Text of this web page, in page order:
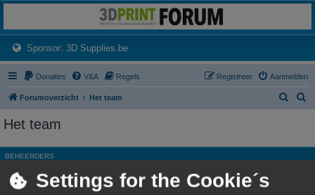
Het 3D print forum van de Benelux na de sluiting van 3dprintforum.nl
Sponsor: 3D Supplies.be(Opens a new tab)
Donaties V&A Regels Aanmelden
Registreer
Forumoverzicht Het team
k
k
Het team
BEHEERDERS
Rang, Gebruikersnaam Site Admin Ch3vr0n
Settings for the Cookie´s